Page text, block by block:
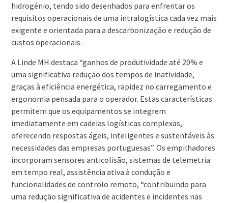
hidrogénio, tendo sido desenhados para enfrentar os
requisitos operacionais de uma intralogística cada vez mais
exigente e orientada para a descarbonização e redução de
custos operacionais.
A Linde MH destaca “ganhos de produtividade até 20% e
uma significativa redução dos tempos de inatividade,
graças à eficiência energética, rapidez no carregamento e
ergonomia pensada para o operador. Estas características
permitem que os equipamentos se integrem
imediatamente em cadeias logísticas complexas,
oferecendo respostas ágeis, inteligentes e sustentáveis às
necessidades das empresas portuguesas”. Os empilhadores
incorporam sensores anticolisão, sistemas de telemetria
em tempo real, assistência ativa à condução e
funcionalidades de controlo remoto, “contribuindo para
uma redução significativa de acidentes e incidentes nas